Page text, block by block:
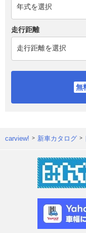
走行距離
carview! 新車カタログ